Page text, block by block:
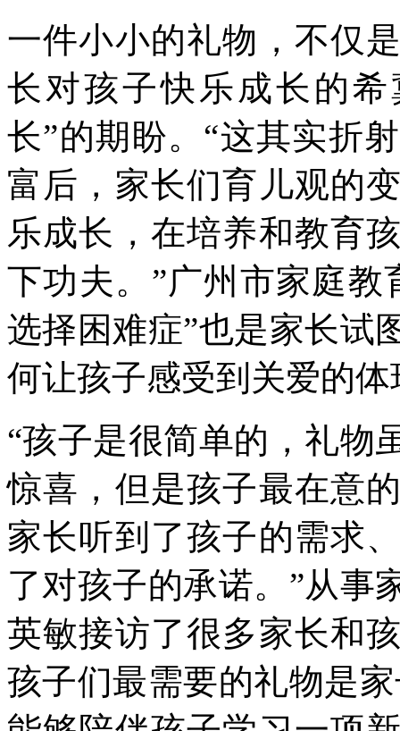
一件小小的礼物，不仅
长对孩子快乐成长的
长”的期盼。“这其实折
富后，家长们育儿观的
乐成长，在培养和教育
下功夫。”广州市家庭
选择困难症”也是家长试
何让孩子感受到关爱的体
“孩子是很简单的，礼物
惊喜，但是孩子最在意
家长听到了孩子的需求
了对孩子的承诺。”从事
英敏接访了很多家长和
孩子们最需要的礼物是